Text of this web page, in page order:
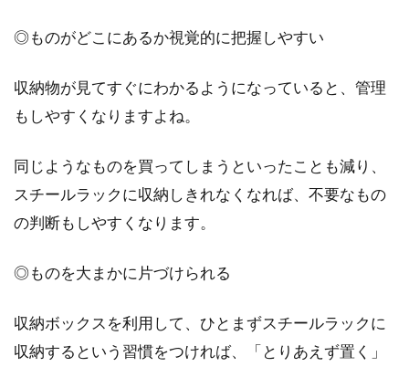
◎ものがどこにあるか視覚的に把握しやすい
収納物が見てすぐにわかるようになっていると、管理
もしやすくなりますよね。
同じようなものを買ってしまうといったことも減り、
スチールラックに収納しきれなくなれば、不要なもの
の判断もしやすくなります。
◎ものを大まかに片づけられる
収納ボックスを利用して、ひとまずスチールラックに
収納するという習慣をつければ、「とりあえず置く」